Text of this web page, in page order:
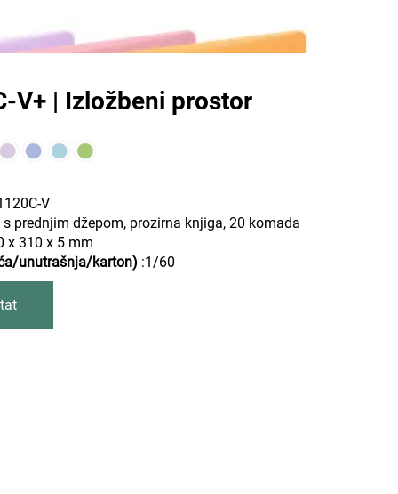
V+ | Izložbeni prostor
V
s prednjim džepom, prozirna knjiga, 20 komada
x 310 x 5 mm
unutrašnja/karton) :1/60